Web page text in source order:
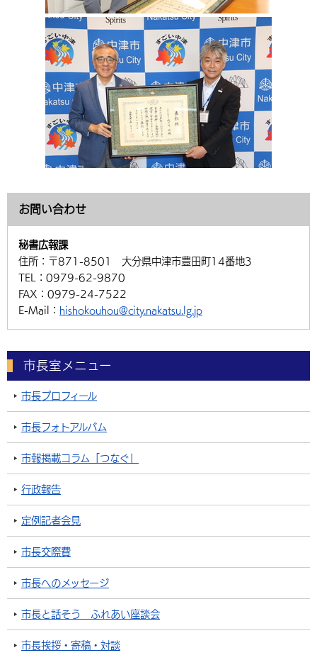
お問い合わせ
秘書広報課
住所： 〒871-8501 大分県中津市豊田町14番地3
TEL： 0979-62-9870
FAX： 0979-24-7522
E-Mail： hishokouhou@city.nakatsu.lg.jp
市長室メニュー
市長プロフィール
市長フォトアルバム
市報掲載コラム「つなぐ」
行政報告
定例記者会見
市長交際費
市長へのメッセージ
市長と話そう ふれあい座談会
市長挨拶・寄稿・対談